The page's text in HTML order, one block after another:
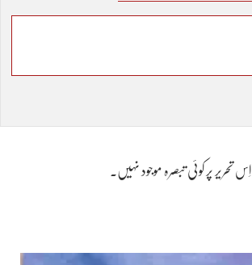
اِس تحریر پر کوئی تبصرہ موجود نہیں۔